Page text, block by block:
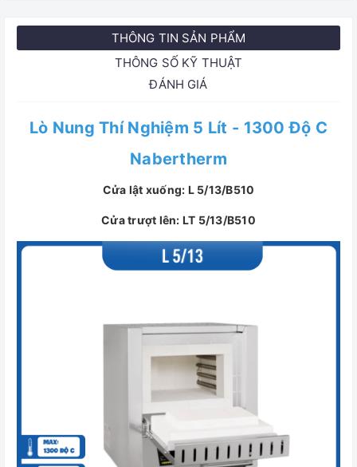
THÔNG TIN SẢN PHẨM
THÔNG SỐ KỸ THUẬT
ĐÁNH GIÁ
Lò Nung Thí Nghiệm 5 Lít - 1300 Độ C
Nabertherm
Cửa lật xuống: L 5/13/B510
Cửa trượt lên: LT 5/13/B510